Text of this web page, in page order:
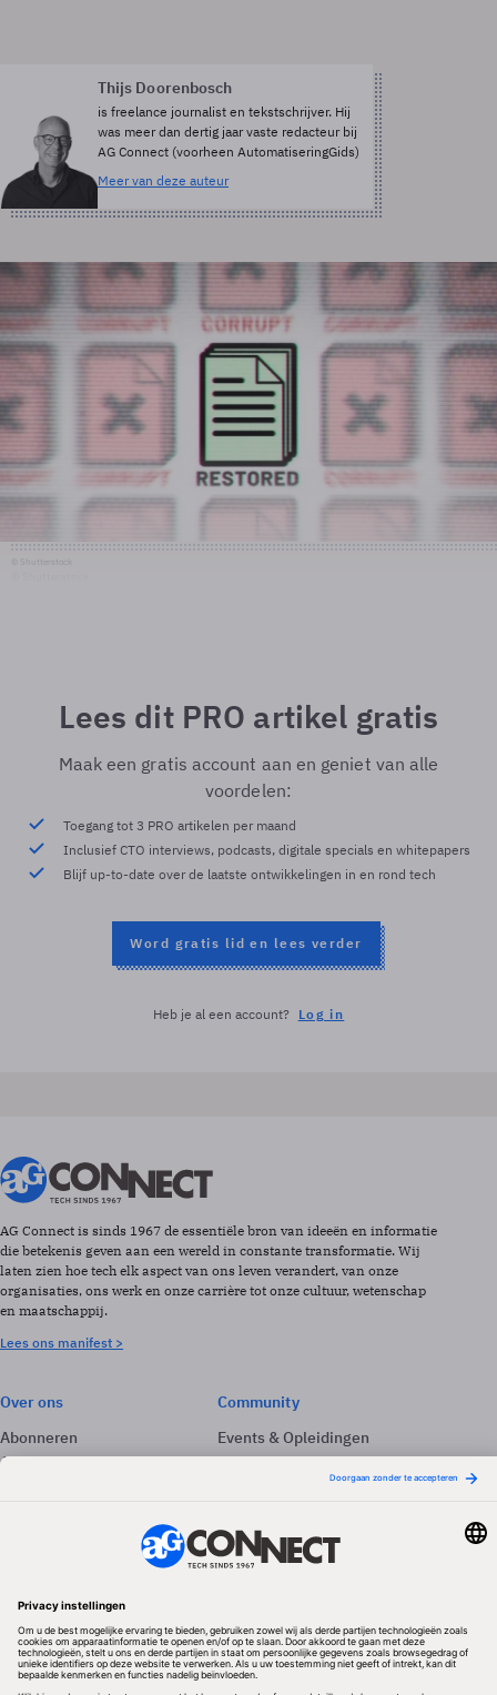
Thijs Doorenbosch
is freelance journalist en tekstschrijver. Hij
was meer dan dertig jaar vaste redacteur bij
AG Connect (voorheen AutomatiseringGids)
Meer van deze auteur
Lees dit PRO artikel gratis
Maak een gratis account aan en geniet van alle
voordelen:
Toegang tot 3 PRO artikelen per maand
Inclusief CTO interviews, podcasts, digitale specials en whitepapers
Blijf up-to-date over de laatste ontwikkelingen in en rond tech
Word gratis lid en lees verder
Heb je al een account? Log in
AG Connect is sinds 1967 de essentiële bron van ideeën en informatie
die betekenis geven aan een wereld in constante transformatie. Wij
laten zien hoe tech elk aspect van ons leven verandert, van onze
organisaties, ons werk en onze carrière tot onze cultuur, wetenschap
en maatschappij.
Lees ons manifest >
Over ons
Abonneren
Adverteren
Community
Events & Opleidingen
Nieuwsbrieven
Volg ons